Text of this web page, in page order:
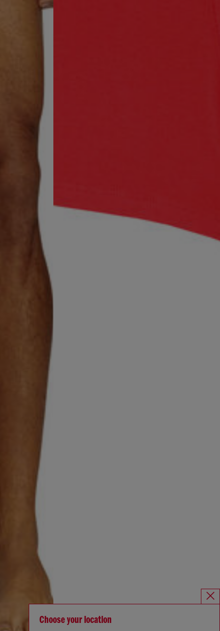
Choose your location